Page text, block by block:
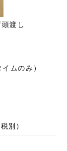
渡し
ムのみ）
別）